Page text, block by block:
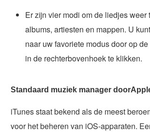
Er zijn vier modi om de liedjes weer
albums, artiesten en mappen. U
naar uw favoriete modus door op
in de rechterbovenhoek te klikken.
Standaard muziek manager
iTunes staat bekend als de meest
voor het beheren van iOS-apparaten.